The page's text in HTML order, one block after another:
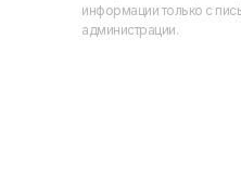
информации только с
администрации.